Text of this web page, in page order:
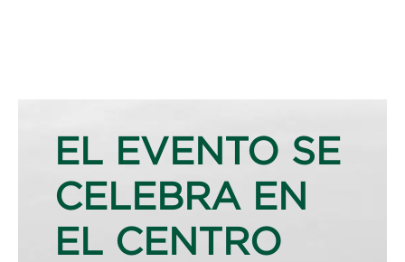
EL EVENTO SE
CELEBRA EN
EL CENTRO